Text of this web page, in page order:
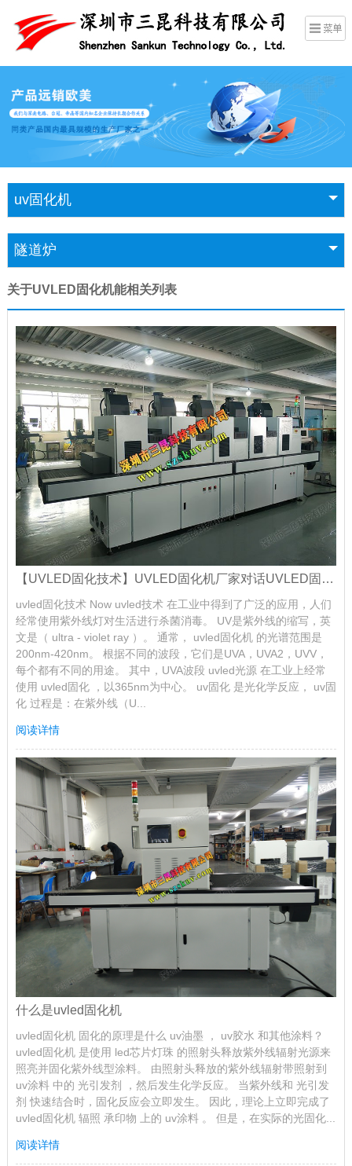
uv固化机
隧道炉
关于UVLED固化机能相关列表
【UVLED固化技术】UVLED固化机厂家对话UVLED固化技术及应用
uvled固化技术 Now uvled技术 在工业中得到了广泛的应用，人们
经常使用紫外线灯对生活进行杀菌消毒。 UV是紫外线的缩写，英
文是（ ultra - violet ray ）。 通常， uvled固化机 的光谱范围是
200nm-420nm。 根据不同的波段，它们是UVA，UVA2，UVV，
每个都有不同的用途。 其中，UVA波段 uvled光源 在工业上经常
使用 uvled固化 ，以365nm为中心。 uv固化 是光化学反应， uv固
化 过程是：在紫外线（U...
阅读详情
什么是uvled固化机
uvled固化机 固化的原理是什么 uv油墨 ， uv胶水 和其他涂料？
uvled固化机 是使用 led芯片灯珠 的照射头释放紫外线辐射光源来
照亮并固化紫外线型涂料。 由照射头释放的紫外线辐射带照射到
uv涂料 中的 光引发剂 ，然后发生化学反应。 当紫外线和 光引发
剂 快速结合时，固化反应会立即发生。 因此，理论上立即完成了
uvled固化机 辐照 承印物 上的 uv涂料 。 但是，在实际的光固化...
阅读详情